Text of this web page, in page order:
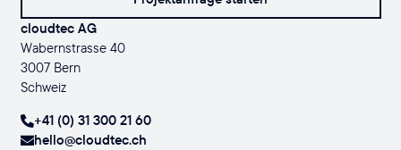
cloudtec AG
Wabernstrasse 40
3007 Bern
Schweiz
+41 (0) 31 300 21 60
hello@cloudtec.ch